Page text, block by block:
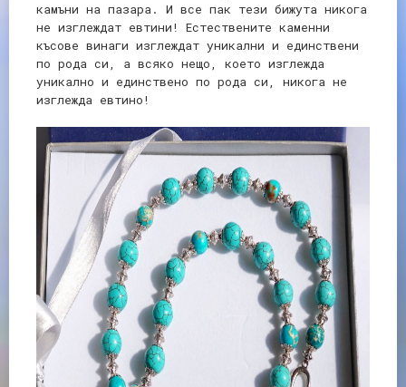
камъни на пазара. И все пак тези бижута никога
не изглеждат евтини! Естествените каменни
късове винаги изглеждат уникални и единствени
по рода си, а всяко нещо, което изглежда
уникално и единствено по рода си, никога не
изглежда евтино!